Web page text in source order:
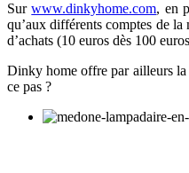
Surwww.dinkyhome.com, en
qu’aux différents comptes de la
d’achats (10 euros dès 100
Dinky home offre par ailleurs la
ce pas ?